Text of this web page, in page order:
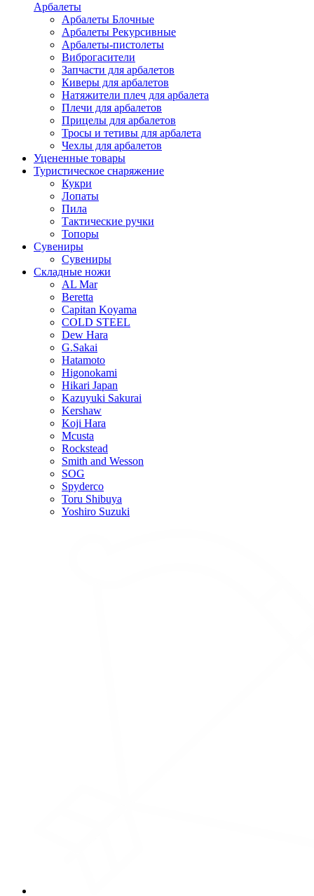
Арбалеты
Арбалеты Блочные
Арбалеты Рекурсивные
Арбалеты-пистолеты
Виброгасители
Запчасти для арбалетов
Киверы для арбалетов
Натяжители плеч для арбалета
Плечи для арбалетов
Прицелы для арбалетов
Тросы и тетивы для арбалета
Чехлы для арбалетов
Уцененные товары
Туристическое снаряжение
Кукри
Лопаты
Пила
Тактические ручки
Топоры
Сувениры
Сувениры
Складные ножи
AL Mar
Beretta
Capitan Koyama
COLD STEEL
Dew Hara
G.Sakai
Hatamoto
Higonokami
Hikari Japan
Kazuyuki Sakurai
Kershaw
Koji Hara
Mcusta
Rockstead
Smith and Wesson
SOG
Spyderco
Toru Shibuya
Yoshiro Suzuki